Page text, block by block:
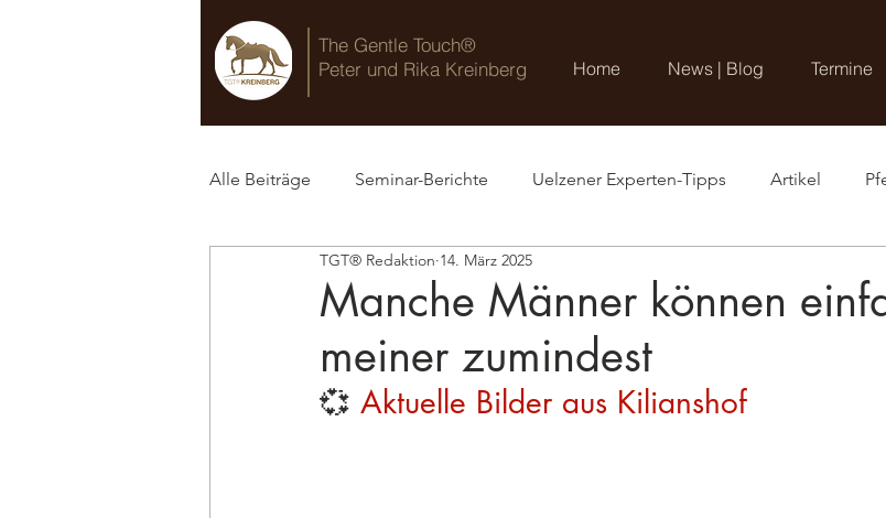
The Gentle Touch®
Peter und Rika Kreinberg
Home News | Blog Termine
Alle Beiträge Seminar-Berichte Uelzener Experten-Tipps Artikel
TGT® Blog
Manche Männer können
meiner zumindest
TGT® Redaktion 14. März 2025
💞 Aktuelle Bilder aus Kilianshof